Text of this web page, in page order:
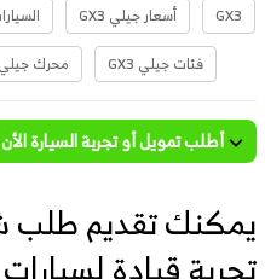
GX3 أسعار جيلي GX3
فئات جيلي GX3
محرك جيلي GX3 برو
أطلب تمويل أو تجربة السيارة الأن
يمكنك تقديم طلب